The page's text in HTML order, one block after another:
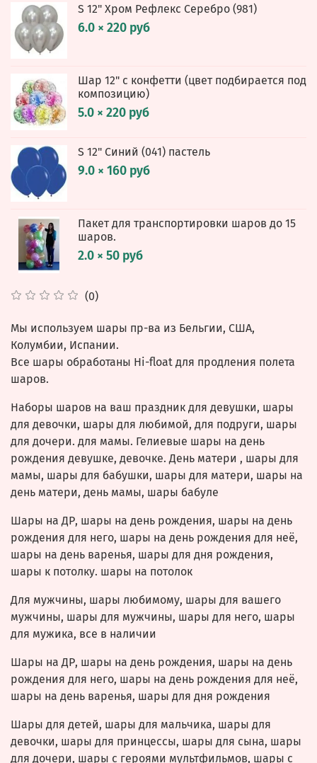
(0)
S 12" Хром Рефлекс Серебро (981)
6.0 × 220 руб
Шар 12" с конфетти (цвет подбирается под
композицию)
5.0 × 220 руб
S 12" Синий (041) пастель
9.0 × 160 руб
Пакет для транспортировки шаров до 15
шаров.
2.0 × 50 руб
Мы используем шары пр-ва из Бельгии, США,
Колумбии, Испании.
Все шары обработаны Hi-float для продления полета
шаров.
Наборы шаров на ваш праздник для девушки, шары
для девочки, шары для любимой, для подруги, шары
для дочери. для мамы. Гелиевые шары на день
рождения девушке, девочке. День матери , шары для
мамы, шары для бабушки, шары для матери, шары на
день матери, день мамы, шары бабуле
Шары на ДР, шары на день рождения, шары на день
рождения для него, шары на день рождения для неё,
шары на день варенья, шары для дня рождения,
шары к потолку. шары на потолок
Для мужчины, шары любимому, шары для вашего
мужчины, шары для мужчины, шары для него, шары
для мужика, все в наличии
Шары на ДР, шары на день рождения, шары на день
рождения для него, шары на день рождения для неё,
шары на день варенья, шары для дня рождения
Шары для детей, шары для мальчика, шары для
девочки, шары для принцессы, шары для сына, шары
для дочери, шары с героями мультфильмов, шары с